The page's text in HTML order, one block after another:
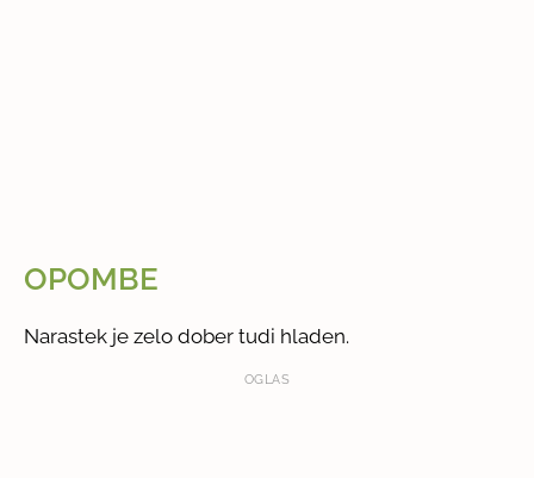
OPOMBE
Narastek je zelo dober tudi hladen.
OGLAS